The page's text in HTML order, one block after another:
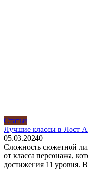
Статьи
Лучшие классы в Лост
05.03.20240
Сложность сюжетной
от класса персонажа,
достижения 11 уровня.